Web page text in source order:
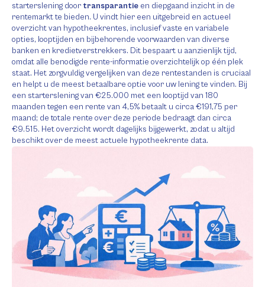
starterslening door transparantie en diepgaand inzicht in de
rentemarkt te bieden. U vindt hier een uitgebreid en actueel
overzicht van hypotheekrentes, inclusief vaste en variabele
opties, looptijden en bijbehorende voorwaarden van diverse
banken en kredietverstrekkers. Dit bespaart u aanzienlijk tijd,
omdat alle benodigde rente-informatie overzichtelijk op één plek
staat. Het zorgvuldig vergelijken van deze rentestanden is cruciaal
en helpt u de meest betaalbare optie voor uw lening te vinden. Bij
een starterslening van €25.000 met een looptijd van 180
maanden tegen een rente van 4,5% betaalt u circa €191,75 per
maand; de totale rente over deze periode bedraagt dan circa
€9.515. Het overzicht wordt dagelijks bijgewerkt, zodat u altijd
beschikt over de meest actuele hypotheekrente data.